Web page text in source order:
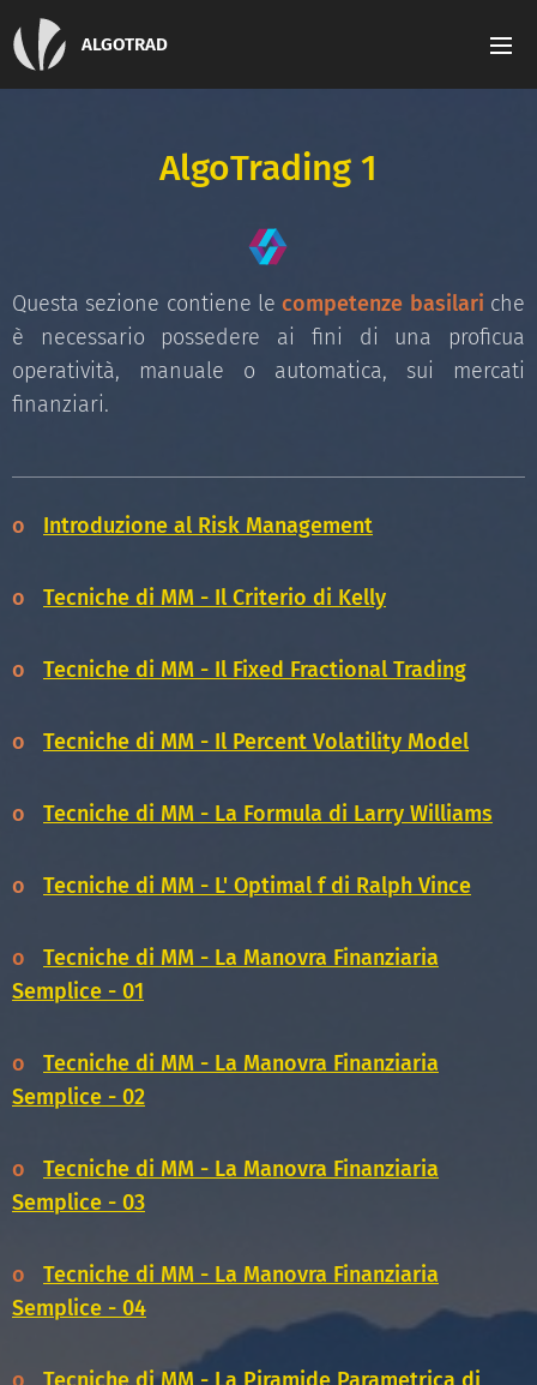
ALGOTRAD
AlgoTrading 1
Questa sezione contiene lecompetenze basilari che
è necessario possedere ai fini di una proficua
operatività, manuale o automatica, sui mercati
finanziari.
o Introduzione al Risk Management
o Tecniche di MM - Il Criterio di Kelly
o Tecniche di MM - Il Fixed Fractional Trading
o Tecniche di MM - Il Percent Volatility Model
o Tecniche di MM - La Formula di Larry Williams
o Tecniche di MM - L' Optimal f di Ralph Vince
o
Tecniche di MM - La Manovra Finanziaria
Semplice - 01
o
Tecniche di MM - La Manovra Finanziaria
Semplice - 02
o
Tecniche di MM - La Manovra Finanziaria
Semplice - 03
o
Tecniche di MM - La Manovra Finanziaria
Semplice - 04